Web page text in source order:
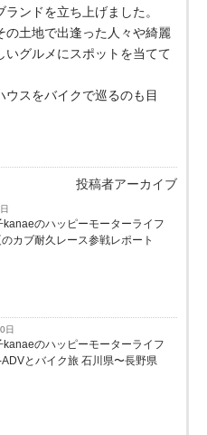
ランドを立ち上げました。
の土地で出逢った人々や綺麗
いグルメにスポットを当てて
ウスをバイクで巡るのも目
投稿者アーカイブ
kanaeのハッピーモーターライフ
カブ耐久レース参戦レポート
日
kanaeのハッピーモーターライフ
とバイク旅 石川県〜長野県